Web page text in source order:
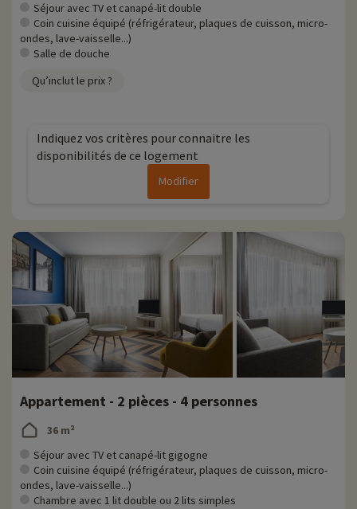
Séjour avec TV et canapé-lit double
Coin cuisine équipé (réfrigérateur, plaques de cuisson, micro-
ondes, lave-vaisselle...)
Salle de douche
Qu’inclut le prix ?
Indiquez vos critères pour connaitre les
disponibilités de ce logement
Modifier
Appartement - 2 pièces - 4 personnes
36 m²
Séjour avec TV et canapé-lit gigogne
Coin cuisine équipé (réfrigérateur, plaques de cuisson, micro-
ondes, lave-vaisselle...)
Chambre avec 1 lit double ou 2 lits simples